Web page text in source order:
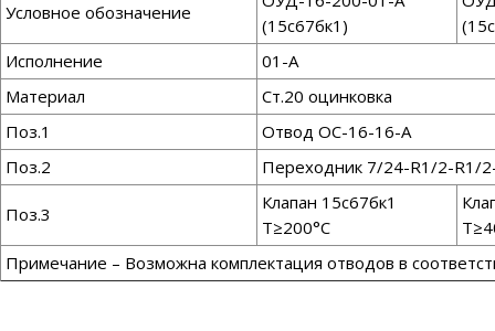
Условное обозначение
(15с67бк1)
Исполнение
01-А
Материал
Ст.20 оцинковка
Поз.1
Отвод ОС-16-16-А
Поз.2
Переходник 7/24-R1/2-R1/
Поз.3
Клапан 15с67бк1
Т≥200°С
Примечание – Возможна комплектация отводов в